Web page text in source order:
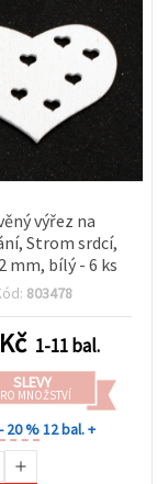
výřez na
Strom srdcí,
mm, bílý - 6 ks
803478
Kč 1-11 bal.
SLEVY
MNOŽSTVÍ
- 20 %12 bal. +